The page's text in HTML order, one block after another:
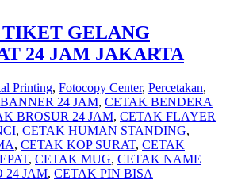
TIKET GELANG
24 JAM JAKARTA
Printing, Fotocopy Center, Percetakan,
24 JAM, CETAK BENDERA
BROSUR 24 JAM, CETAK FLAYER
, CETAK HUMAN STANDING,
, CETAK KOP SURAT, CETAK
, CETAK MUG, CETAK NAME
24 JAM, CETAK PIN BISA